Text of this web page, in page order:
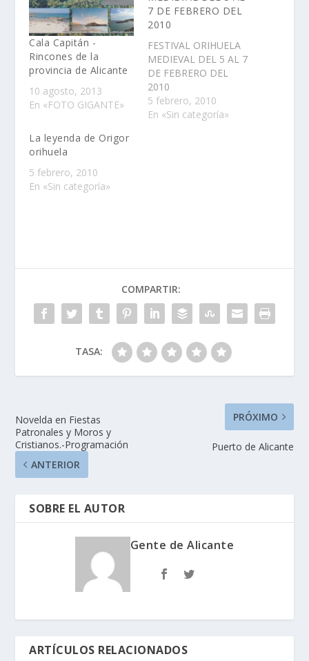
Cala Capitán -
Rincones de la
provincia de Alicante
10 agosto, 2013
En «FOTO GIGANTE»
7 DE FEBRERO DEL
2010
FESTIVAL ORIHUELA
MEDIEVAL DEL 5 AL 7
DE FEBRERO DEL
2010
5 febrero, 2010
En «Sin categoría»
La leyenda de Origor
orihuela
5 febrero, 2010
En «Sin categoría»
COMPARTIR:
TASA:
Novelda en Fiestas
Patronales y Moros y
Cristianos.-Programación
ANTERIOR
PRÓXIMO
Puerto de Alicante
SOBRE EL AUTOR
Gente de Alicante
ARTÍCULOS RELACIONADOS